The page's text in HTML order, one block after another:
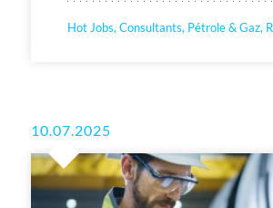
Hot Jobs, Consultants, Pétrole & Gaz,
10.07.2025